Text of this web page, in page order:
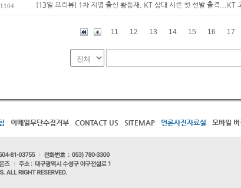
1104 [13일 프리뷰] 1차 지명 출신 황동재, KT 상대 시즌 첫 선발 출격...KT
11 12 13 14 15 16 17
이메일무단수집거부 CONTACT US SITEMAP 언론사진자료실 모바일 버